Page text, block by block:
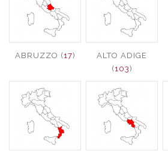
ABRUZZO (17)
ALTO ADIGE
(103)